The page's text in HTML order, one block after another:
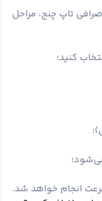
تاپ چنج، مراحل
کنید؛
سرعت انجام خواهد شد.